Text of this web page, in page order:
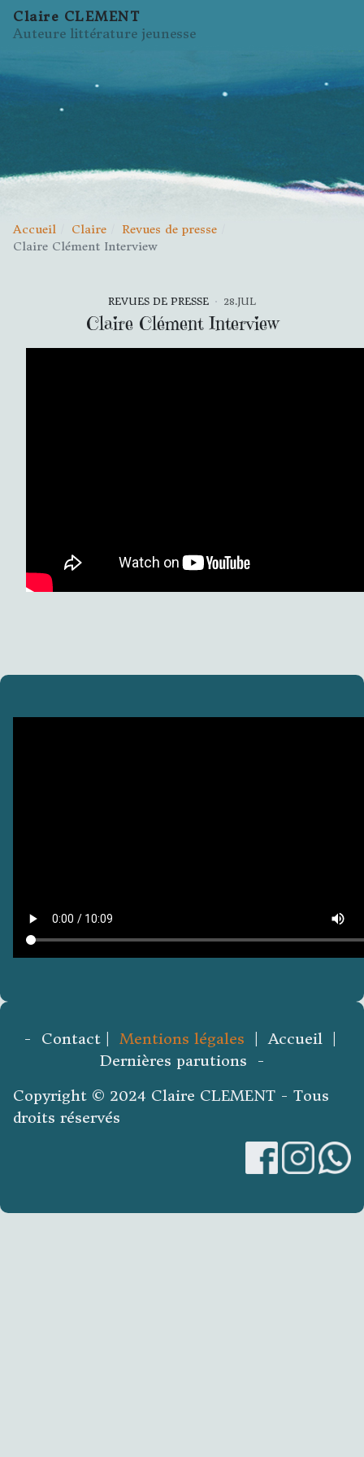
Claire CLEMENT
Auteure littérature jeunesse
Accueil Claire
Revues de presse
Claire Clément Interview
REVUES DE PRESSE 28.JUL
Claire Clément Interview
- Contact | Mentions légales | Accueil |
Dernières parutions -
Copyright © 2024 Claire CLEMENT - Tous
droits réservés